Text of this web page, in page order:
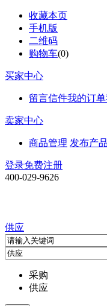
收藏本页
手机版
二维码
购物车(0)
买家中心
留言信件我的订单
卖家中心
商品管理 发布产品
登录免费注册
400-029-9626
供应
采购
供应